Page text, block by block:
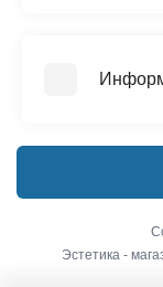
Сантехника
Условия
Связаться с
Карта сайта
Эстетика -